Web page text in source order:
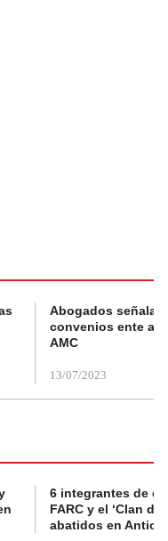
Abogados
convenios ente
AMC
13/07/2023
6 integrantes de
FARC y el ‘Clan
abatidos en